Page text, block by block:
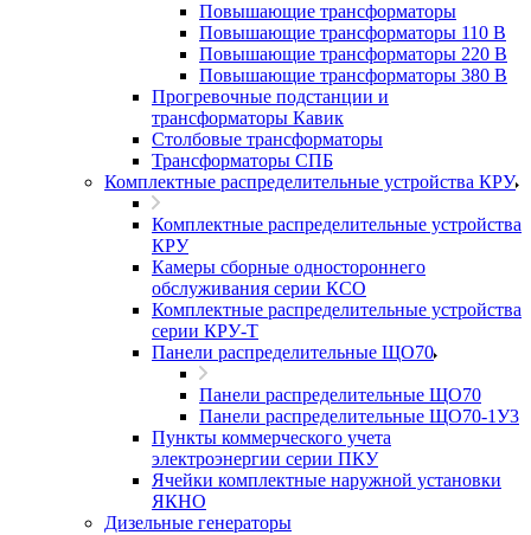
Повышающие трансформаторы
Повышающие трансформаторы 110 В
Повышающие трансформаторы 220 В
Повышающие трансформаторы 380 В
Прогревочные подстанции и
трансформаторы Кавик
Столбовые трансформаторы
Трансформаторы СПБ
Комплектные распределительные устройства КРУ
Комплектные распределительные устройства
КРУ
Камеры сборные одностороннего
обслуживания серии КСО
Комплектные распределительные устройства
серии КРУ-Т
Панели распределительные ЩО70
Панели распределительные ЩО70
Панели распределительные ЩО70-1У3
Пункты коммерческого учета
электроэнергии серии ПКУ
Ячейки комплектные наружной установки
ЯКНО
Дизельные генераторы